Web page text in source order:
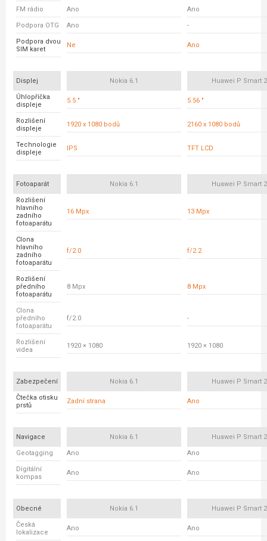
FM rádio Ano Ano
Podpora OTG Ano -
Podpora dvou
SIM karet
Ne Ano
Displej Nokia 6.1 Huawei P Smart
Úhlopříčka
displeje
5.5 " 5.56 "
Rozlišení
displeje
1920 x 1080 bodů 2160 x 1080 bodů
Technologie
displeje
IPS TFT LCD
Fotoaparát Nokia 6.1 Huawei P Smart
Rozlišení
hlavního
zadního
fotoaparátu
16 Mpx 13 Mpx
Clona
hlavního
zadního
fotoaparátu
f/2.0 f/2.2
Rozlišení
předního
fotoaparátu
8 Mpx 8 Mpx
Clona
předního
fotoaparátu
f/2.0 -
Rozlišení
videa
1920 × 1080 1920 × 1080
Zabezpečení Nokia 6.1 Huawei P Smart
Čtečka otisku
prstů
Zadní strana Ano
Navigace Nokia 6.1 Huawei P Smart
Geotagging Ano Ano
Digitální
kompas
Ano Ano
Obecné Nokia 6.1 Huawei P Smart
Česká
lokalizace
Ano Ano